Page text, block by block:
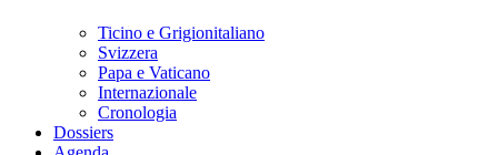
Ticino e Grigionitaliano
Svizzera
Papa e Vaticano
Internazionale
Cronologia
Dossiers